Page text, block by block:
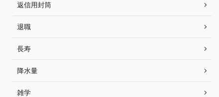
返信用封筒
退職
長寿
降水量
雑学